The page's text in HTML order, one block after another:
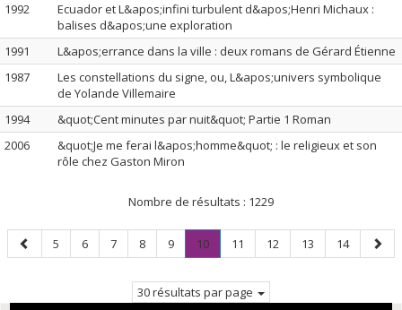
1992
Ecuador et L&apos;infini turbulent d&apos;Henri Michaux :
balises d&apos;une exploration
1991
L&apos;errance dans la ville : deux romans de Gérard Étienne
1987
Les constellations du signe, ou, L&apos;univers symbolique
de Yolande Villemaire
1994
&quot;Cent minutes par nuit&quot; Partie 1 Roman
2006
&quot;Je me ferai l&apos;homme&quot; : le religieux et son
rôle chez Gaston Miron
Nombre de résultats : 1229
Page
précédente
Page
5 Page
6 Page
7 Page
8 Page
9 Page
10.
Page
Page
11 Page
12 Page
13 Page
14
Page
30 résultats par page